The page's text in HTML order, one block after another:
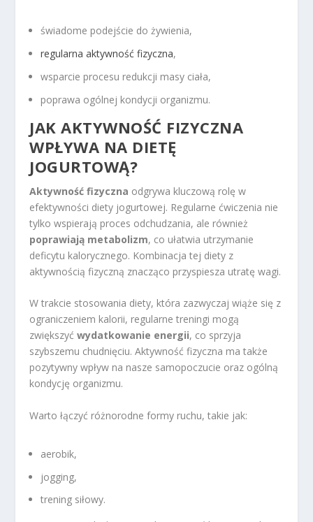
świadome podejście do żywienia,
regularna aktywność fizyczna,
wsparcie procesu redukcji masy ciała,
poprawa ogólnej kondycji organizmu.
JAK AKTYWNOŚĆ FIZYCZNA
WPŁYWA NA DIETĘ
JOGURTOWĄ?
Aktywność fizyczna odgrywa kluczową rolę w
efektywności diety jogurtowej. Regularne ćwiczenia nie
tylko wspierają proces odchudzania, ale również
poprawiają metabolizm, co ułatwia utrzymanie
deficytu kalorycznego. Kombinacja tej diety z
aktywnością fizyczną znacząco przyspiesza utratę wagi.
W trakcie stosowania diety, która zazwyczaj wiąże się z
ograniczeniem kalorii, regularne treningi mogą
zwiększyćwydatkowanie energii, co sprzyja
szybszemu chudnięciu. Aktywność fizyczna ma także
pozytywny wpływ na nasze samopoczucie oraz ogólną
kondycję organizmu.
Warto łączyć różnorodne formy ruchu, takie jak:
aerobik,
jogging,
trening siłowy.